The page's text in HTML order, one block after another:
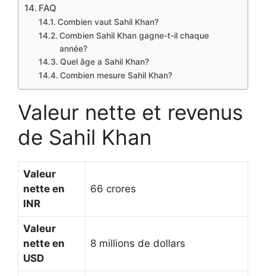
FAQ
Combien vaut Sahil Khan?
Combien Sahil Khan gagne-t-il chaque
année?
Quel âge a Sahil Khan?
Combien mesure Sahil Khan?
Valeur nette et revenus
de Sahil Khan
Valeur
nette en
INR
66 crores
Valeur
nette en
USD
8 millions de dollars